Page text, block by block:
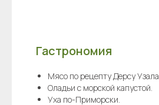
Гастрономия
Мясо по рецепту Дерсу Узала
Оладьи с морской капустой.
Уха по-Приморски.